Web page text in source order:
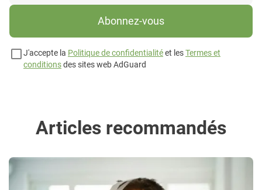
Abonnez-vous
J'accepte la Politique de confidentialitéet lesTermes et
conditionsdes sites web AdGuard
Articles recommandés